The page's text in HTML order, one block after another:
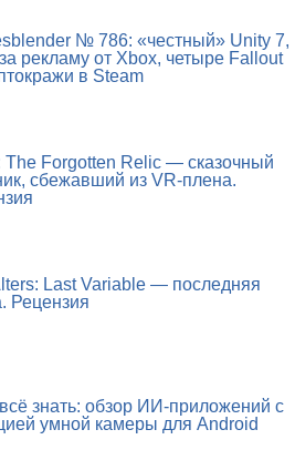
№ 786: «честный» Unity 7,
рекламу от Xbox, четыре Fallout
в Steam
The Forgotten Relic — сказочный
сбежавший из VR-плена.
Last Variable — последняя
Рецензия
знать: обзор ИИ-приложений с
умной камеры для Android